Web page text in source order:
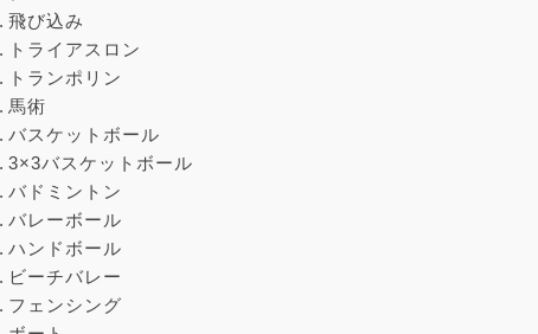
飛び込み
トライアスロン
トランポリン
馬術
バスケットボール
3×3バスケットボール
バドミントン
バレーボール
ハンドボール
ビーチバレー
フェンシング